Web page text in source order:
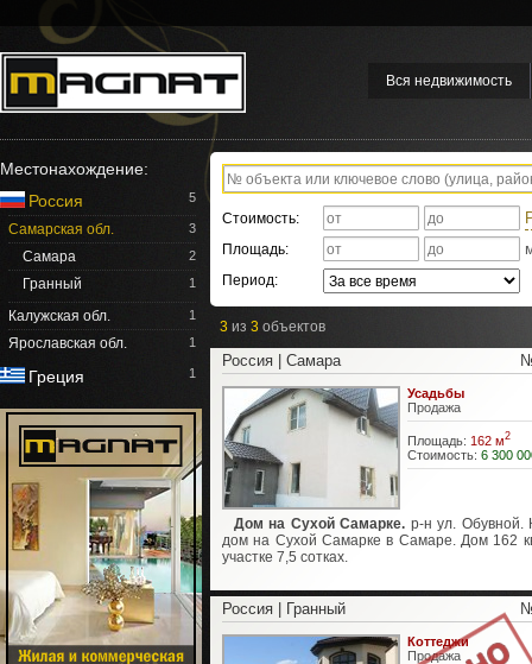
Вся недвижимость
Местонахождение:
Россия
5
Самарская обл. 3
Самара 2
Гранный 1
Калужская обл. 1
Ярославская обл. 1
Греция 1
Стоимость:
Площадь:
Период:
3 из 3 объектов
Россия | Самара
Усадьбы
Продажа
Площадь: 162 м2
Стоимость: 6 300
Дом на Сухой Самарке. р-н ул. Обувной.
дом на Сухой Самарке в Самаре. Дом 162
участке 7,5 сотках.
Россия | Гранный
Коттеджи
Продажа